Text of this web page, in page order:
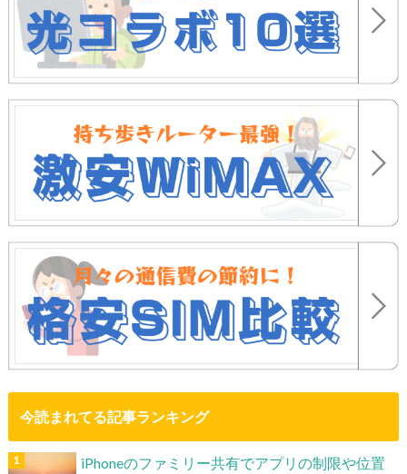
今読まれてる記事ランキング
iPhoneのファミリー共有でアプリの制限や位置